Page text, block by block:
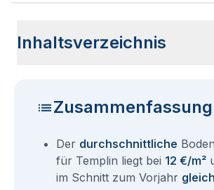
Inhaltsverzeichnis
Zusammenfassung
Der durchschnittliche
für Templin liegt bei 12 €/m²
im Schnitt zum Vorjahr